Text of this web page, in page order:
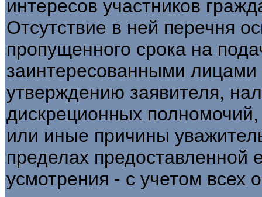
интересов участников
Отсутствие в ней перечня
пропущенного срока на
заинтересованными лицами
утверждению заявителя,
дискреционных полномочий,
или иные причины
пределах предоставленной
усмотрения - с учетом всех